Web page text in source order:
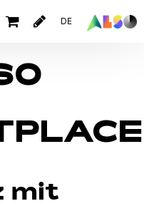
DE
mit